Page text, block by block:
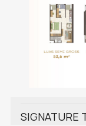
SIGNATURE